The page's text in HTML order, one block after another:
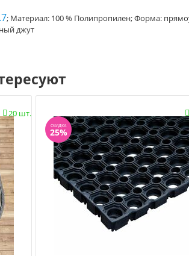
; Материал: 100 % Полипропилен; Форма:
джут
20 шт.
 
СКИДКА
25%